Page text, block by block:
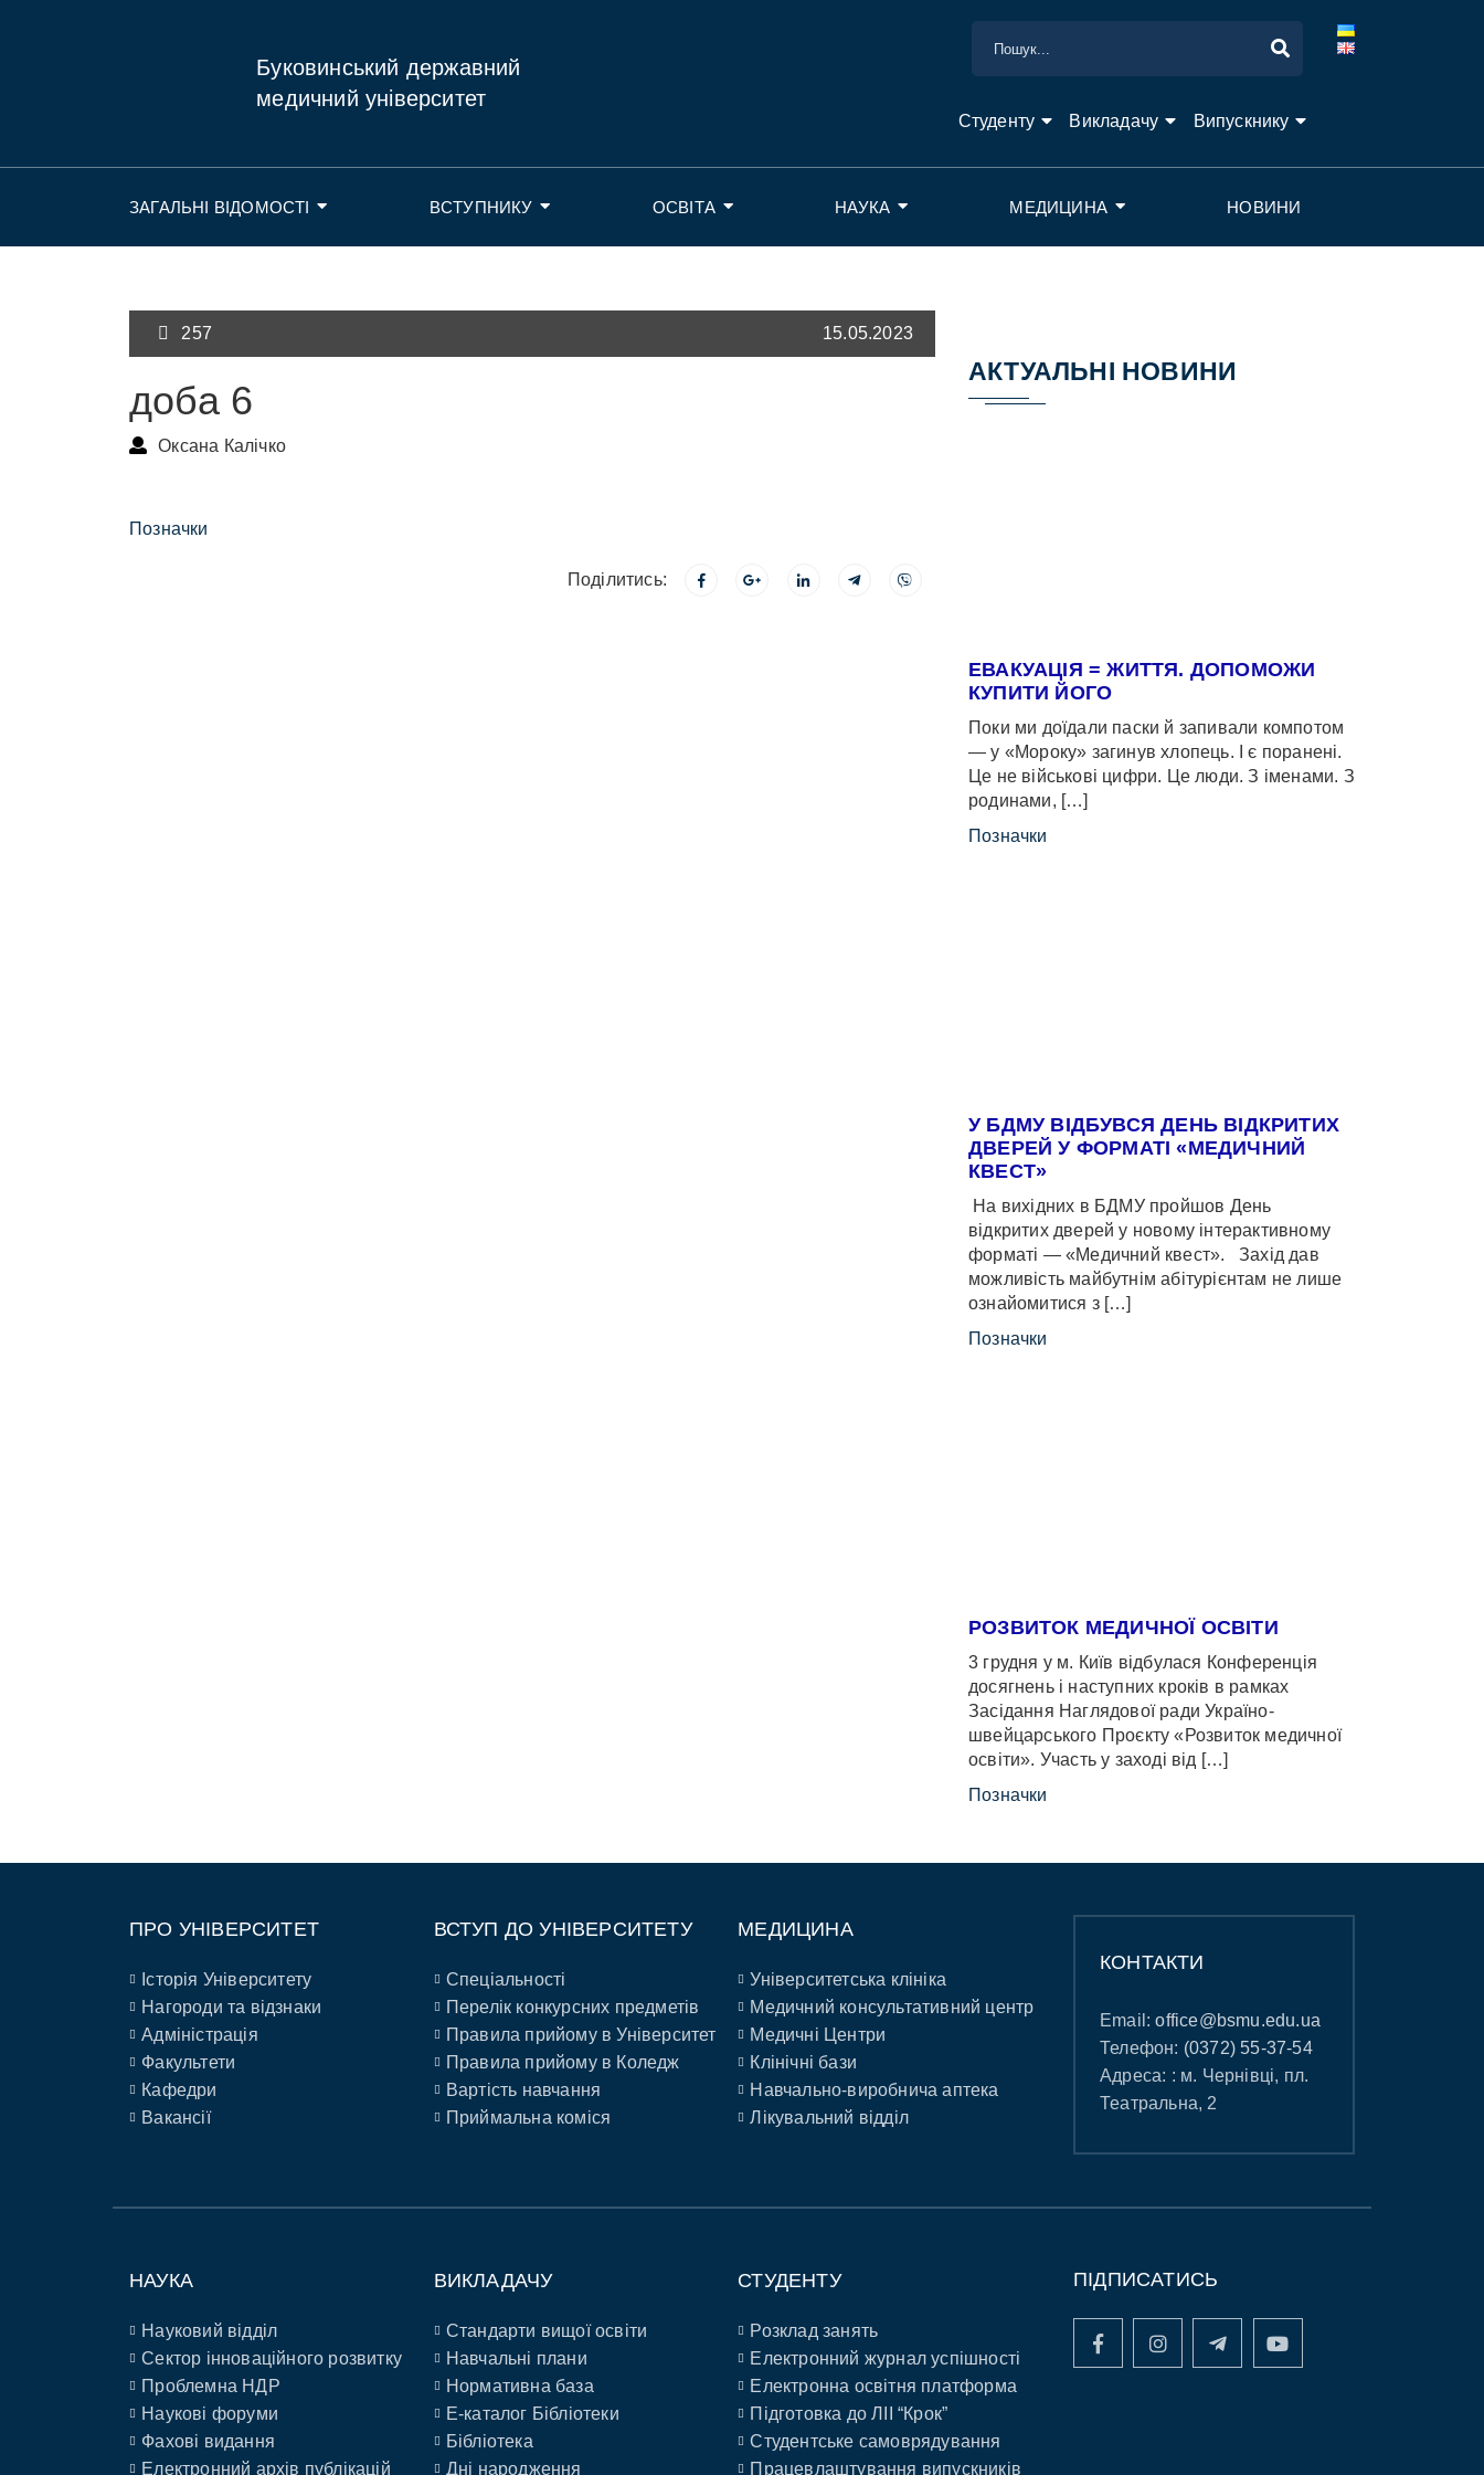
Буковинський державний
медичний університет
Студенту Викладачу Випускнику
ЗАГАЛЬНІ ВІДОМОСТІ ВСТУПНИКУ ОСВІТА НАУКА МЕДИЦИНА НОВИНИ
257 15.05.2023
доба 6
Оксана Калічко
Позначки
Поділитись:
АКТУАЛЬНІ НОВИНИ
ЕВАКУАЦІЯ = ЖИТТЯ. ДОПОМОЖИ
КУПИТИ ЙОГО
Поки ми доїдали паски й запивали компотом
— у «Мороку» загинув хлопець. І є поранені.
Це не військові цифри. Це люди. З іменами. З
родинами, […]
Позначки
У БДМУ ВІДБУВСЯ ДЕНЬ ВІДКРИТИХ
ДВЕРЕЙ У ФОРМАТІ «МЕДИЧНИЙ
КВЕСТ»
На вихідних в БДМУ пройшов День
відкритих дверей у новому інтерактивному
форматі — «Медичний квест». Захід дав
можливість майбутнім абітурієнтам не лише
ознайомитися з […]
Позначки
РОЗВИТОК МЕДИЧНОЇ ОСВІТИ
3 грудня у м. Київ відбулася Конференція
досягнень і наступних кроків в рамках
Засідання Наглядової ради Україно-
швейцарського Проєкту «Розвиток медичної
освіти». Участь у заході від […]
Позначки
ПРО УНІВЕРСИТЕТ
Історія Університету
Нагороди та відзнаки
Адміністрація
Факультети
Кафедри
Вакансії
ВСТУП ДО УНІВЕРСИТЕТУ
Спеціальності
Перелік конкурсних предметів
Правила прийому в Університет
Правила прийому в Коледж
Вартість навчання
Приймальна коміся
МЕДИЦИНА
Університетська клініка
Медичний консультативний центр
Медичні Центри
Клінічні бази
Навчально-виробнича аптека
Лікувальний відділ
КОНТАКТИ
Email:office@bsmu.edu.ua
Телефон: (0372) 55-37-54
Адреса: : м. Чернівці, пл.
Театральна, 2
НАУКА
Науковий відділ
Сектор інноваційного розвитку
Проблемна НДР
Наукові форуми
Фахові видання
Електронний архів публікацій
ВИКЛАДАЧУ
Стандарти вищої освіти
Навчальні плани
Нормативна база
E-каталог Бібліотеки
Бібліотека
Дні народження
СТУДЕНТУ
Розклад занять
Електронний журнал успішності
Електронна освітня платформа
Підготовка до ЛІІ “Крок”
Студентське самоврядування
Працевлаштування випускників
ПІДПИСАТИСЬ